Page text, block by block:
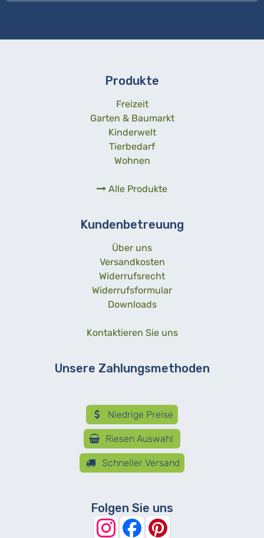
Produkte
Freizeit
Garten & Baumarkt
Kinderwelt
Tierbedarf
Wohnen
Alle Produkte
Kundenbetreuung
Über uns
Versandkosten
Widerrufsrecht
Widerrufsformular
Downloads
Kontaktieren Sie uns
Unsere Zahlungsmethoden
Niedrige Preise
Riesen Auswahl
Schneller Versand
Folgen Sie uns